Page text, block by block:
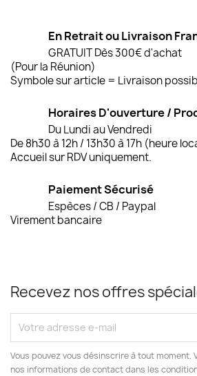
En Retrait ou Livraison
GRATUIT Dès 300€ d'achat
(Pour la Réunion)
Symbole sur article = Livraison
Horaires D'ouverture /
Du Lundi au Vendredi
De 8h30 à 12h / 13h30 à 17h (heure
Accueil sur RDV uniquement.
Paiement Sécurisé
Espèces / CB / Paypal
Virement bancaire
Recevez nos offres
Vous pouvez vous désinscrire à tout moment.
nos informations de contact dans les